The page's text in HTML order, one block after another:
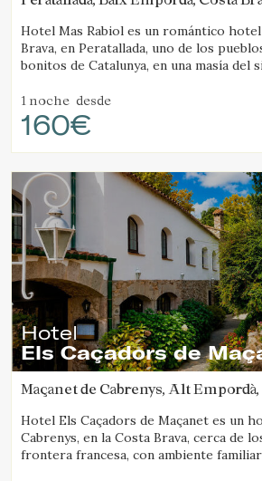
Verificar localizador
Hotel Mas Rabiol es un romántico
Brava, en Peratallada, uno de los
bonitos de Catalunya, en una masía del
1 noche desde
160€
Hotel
Els Caçadors de
Maçanet de Cabrenys, Alt Empordà,
Hotel Els Caçadors de Maçanet es un
Cabrenys, en la Costa Brava, cerca de
frontera francesa, con ambiente